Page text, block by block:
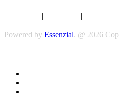
| | |
Powered by Essenzial. @ 2026